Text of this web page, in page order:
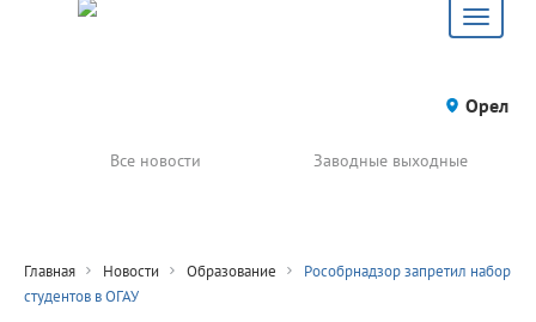
Toggle
Орел
Все новости Заводные выходные
Главная Новости Образование
Рособрнадзор запретил набор
студентов в ОГАУ